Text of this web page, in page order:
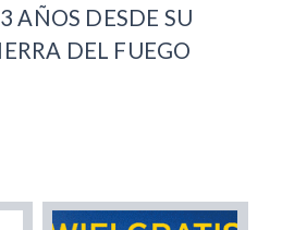
AÑOS DESDE SU
DEL FUEGO